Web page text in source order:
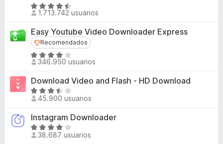
m
o
a
S
e
v
a
o
ó
c
o
4
,
1.713.742 usuarios
Easy Youtube Video Downloader Express
Recomendados
Recomendados
S
e
v
a
l
r
ó
c
346.950 usuarios
Download Video and Flash - HD Download
S
e
v
a
45.900 usuarios
Instagram Downloader
S
e 38.687 usuarios